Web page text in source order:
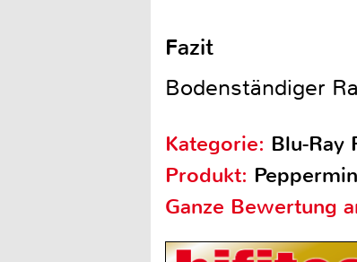
Fazit
Bodenständiger
Kategorie: Blu-Ray
Produkt:
Ganze Bewertung